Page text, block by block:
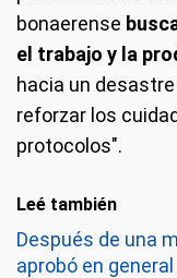
bonaerense
el trabajo y la
hacia un
reforzar los
protocolos".
Leé también
Después de una
aprobó en